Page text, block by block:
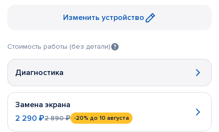
Изменить устройство
Стоимость работы (без детали)
Диагностика
Замена экрана
2 290 ₽2 890 ₽ -20% до 10 августа